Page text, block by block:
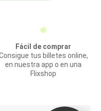
Fácil de comprar
tus billetes online,
en nuestra app o en una
Flixshop